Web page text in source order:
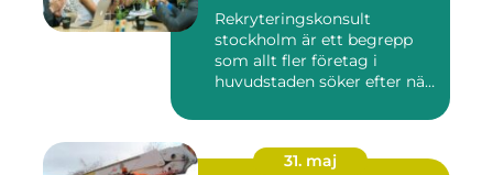
Rekryteringskonsult
stockholm är ett begrepp
som allt fler företag i
huvudstaden söker efter när
31. maj